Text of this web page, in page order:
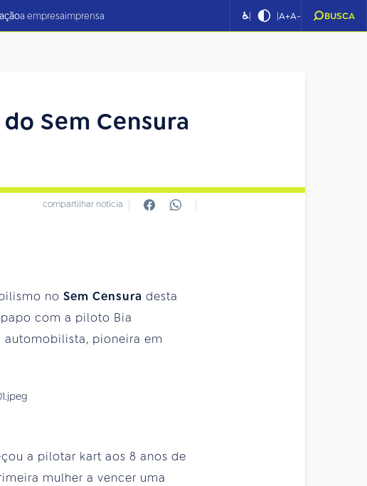
a empresaimprensa ♿| |A+A- BUSCA
Sem Censura
compartilhar notícia
no Sem Censura desta
com a piloto Bia
automobilista, pioneira em
a pilotar kart aos 8 anos de
mulher a vencer uma